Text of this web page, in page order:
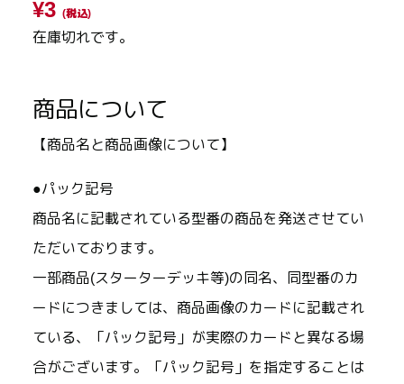
¥3 (税込)
在庫切れです。
商品について
【商品名と商品画像について】
●パック記号
商品名に記載されている型番の商品を発送させてい
ただいております。
一部商品(スターターデッキ等)の同名、同型番のカ
ードにつきましては、商品画像のカードに記載され
ている、「パック記号」が実際のカードと異なる場
合がございます。「パック記号」を指定することは